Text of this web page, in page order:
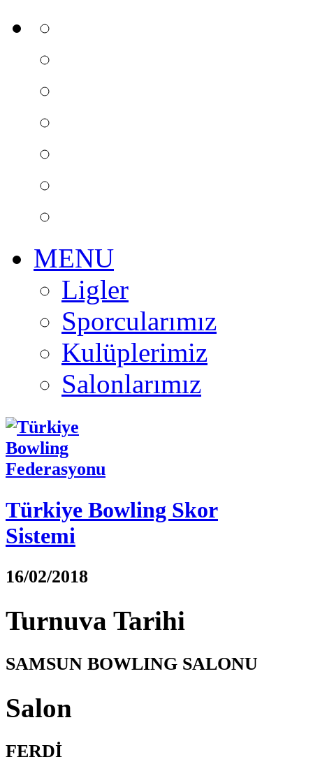
MENU
Ligler
Sporcularımız
Kulüplerimiz
Salonlarımız
Türkiye Bowling Skor
Sistemi
16/02/2018
Turnuva Tarihi
SAMSUN BOWLING SALONU
Salon
FERDİ